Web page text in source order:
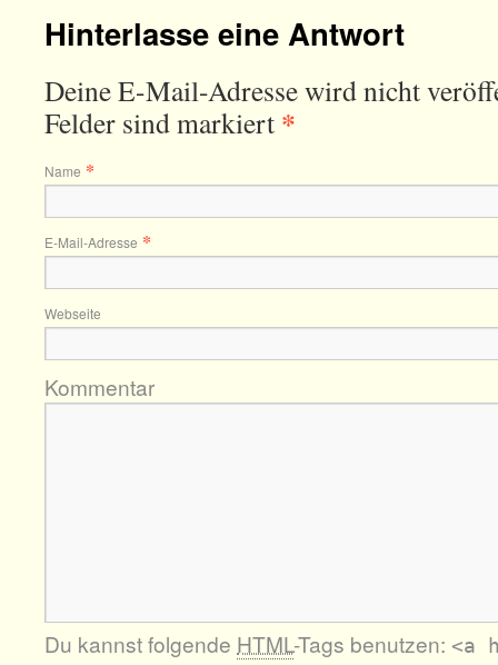
Hinterlasse eine Antwort
Deine E-Mail-Adresse wird nicht
Felder sind markiert *
Name *
E-Mail-Adresse *
Webseite
Kommentar
Du kannst folgende HTML-Tags benutzen: <a